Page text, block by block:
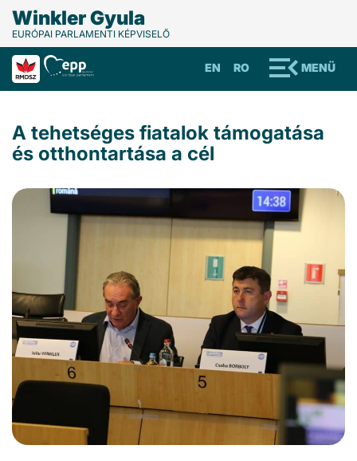
Winkler Gyula
EURÓPAI PARLAMENTI KÉPVISELŐ
MENÜ
RO
EN
A tehetséges fiatalok támogatása
és otthontartása a cél